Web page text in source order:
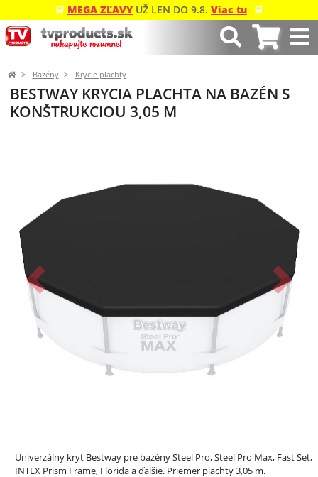
🛒 MEGA ZĽAVY UŽ LEN DO 9.8. Viac tu 🛒
Bazény Krycie plachty
BESTWAY KRYCIA PLACHTA NA BAZÉN S
KONŠTRUKCIOU 3,05 M
Predchádzajúci Ďalší
Univerzálny kryt Bestway pre bazény Steel Pro, Steel Pro Max, Fast Set,
INTEX Prism Frame, Florida a ďalšie. Priemer plachty 3,05 m.